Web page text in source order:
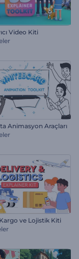
Video Kiti
Animasyon Araçları
Kargo ve Lojistik Kiti